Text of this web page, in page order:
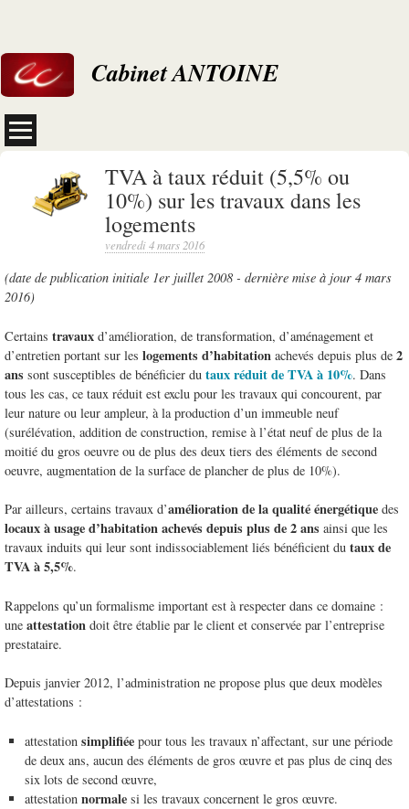
Cabinet ANTOINE
TVA à taux réduit (5,5% ou
10%) sur les travaux dans les
logements
vendredi 4 mars 2016
(date de publication initiale 1er juillet 2008 - dernière mise à jour 4 mars
2016)
Certains travaux d’amélioration, de transformation, d’aménagement et
d’entretien portant sur les logements d’habitation achevés depuis plus de 2
ans sont susceptibles de bénéficier du taux réduit de TVA à 10%. Dans
tous les cas, ce taux réduit est exclu pour les travaux qui concourent, par
leur nature ou leur ampleur, à la production d’un immeuble neuf
(surélévation, addition de construction, remise à l’état neuf de plus de la
moitié du gros oeuvre ou de plus des deux tiers des éléments de second
oeuvre, augmentation de la surface de plancher de plus de 10%).
Par ailleurs, certains travaux d’amélioration de la qualité énergétique des
locaux à usage d’habitation achevés depuis plus de 2 ans ainsi que les
travaux induits qui leur sont indissociablement liés bénéficient du taux de
TVA à 5,5%.
Rappelons qu’un formalisme important est à respecter dans ce domaine :
une attestation doit être établie par le client et conservée par l’entreprise
prestataire.
Depuis janvier 2012, l’administration ne propose plus que deux modèles
d’attestations :
attestation simplifiéepour tous les travaux n’affectant, sur une période
de deux ans, aucun des éléments de gros œuvre et pas plus de cinq des
six lots de second œuvre,
attestation normalesi les travaux concernent le gros œuvre.